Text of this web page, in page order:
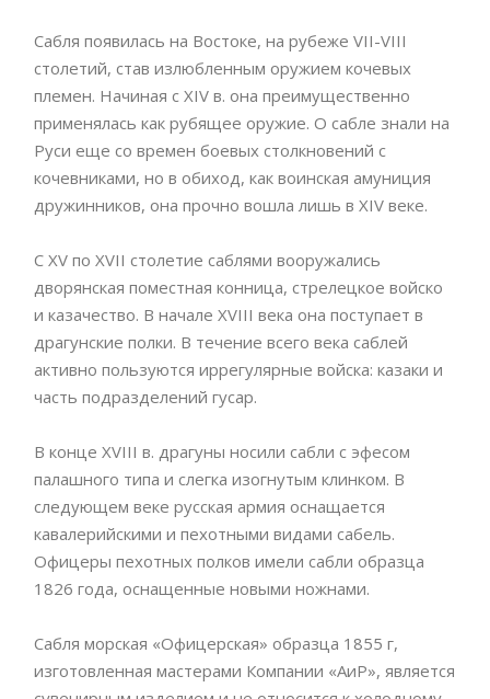
Сабля появилась на Востоке, на рубеже VII-VIII
столетий, став излюбленным оружием кочевых
племен. Начиная с XIV в. она преимущественно
применялась как рубящее оружие. О сабле знали на
Руси еще со времен боевых столкновений с
кочевниками, но в обиход, как воинская амуниция
дружинников, она прочно вошла лишь в XIV веке.
С XV по XVII столетие саблями вооружались
дворянская поместная конница, стрелецкое войско
и казачество. В начале XVIII века она поступает в
драгунские полки. В течение всего века саблей
активно пользуются иррегулярные войска: казаки и
часть подразделений гусар.
В конце XVIII в. драгуны носили сабли с эфесом
палашного типа и слегка изогнутым клинком. В
следующем веке русская армия оснащается
кавалерийскими и пехотными видами сабель.
Офицеры пехотных полков имели сабли образца
1826 года, оснащенные новыми ножнами.
Сабля морская «Офицерская» образца 1855 г,
изготовленная мастерами Компании «АиР», является